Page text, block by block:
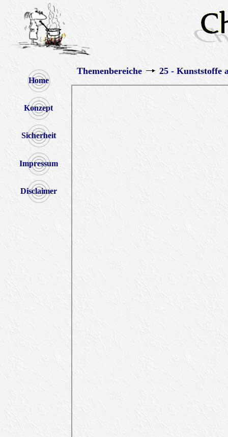
Home
Konzept
Sicherheit
Impressum
Disclaimer
Themenbereiche 25 - Kunststoffe